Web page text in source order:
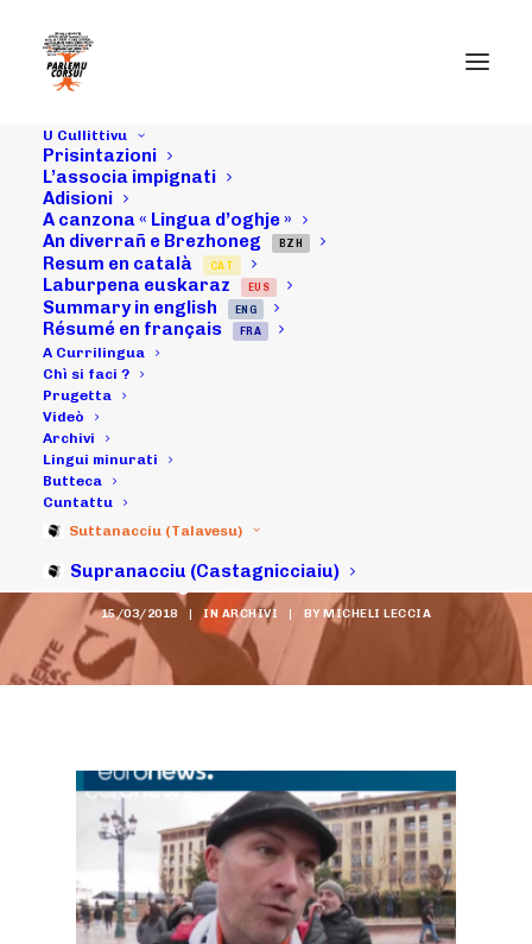
U Cullittivu
Prisintazioni
L’associa impignati
Adisioni
A canzona « Lingua d’oghje »
An diverrañ e Brezhoneg
BZH
Resum en català CAT
Laburpena euskaraz EUS
Summary in english ENG
Résumé en français FRA
A Currilingua
Chì si faci ?
Prugetta
Videò
Archivi
Lingui minurati
Butteca
Cuntattu
Suttanacciu (Talavesu)
Supranacciu (Castagnicciaiu)
03/02/18 :
intarvista di
Dumènicu
Delporto
(membru di u CA
ParlemuCorsu!)
da EuroNews
15/03/2018 | IN ARCHIVI | BYMICHELI LECCIA